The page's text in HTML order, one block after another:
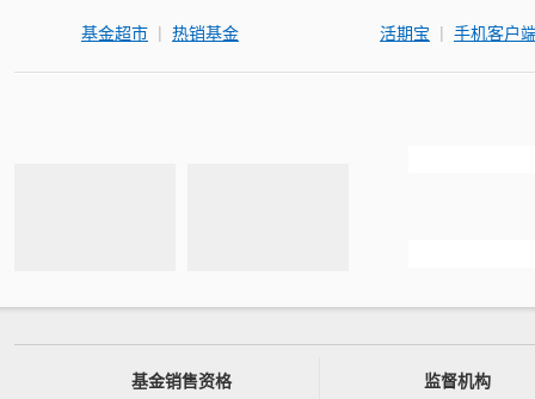
基金超市 | 热销基金 活期宝 | 手机客户
基金销售资格 监督机构